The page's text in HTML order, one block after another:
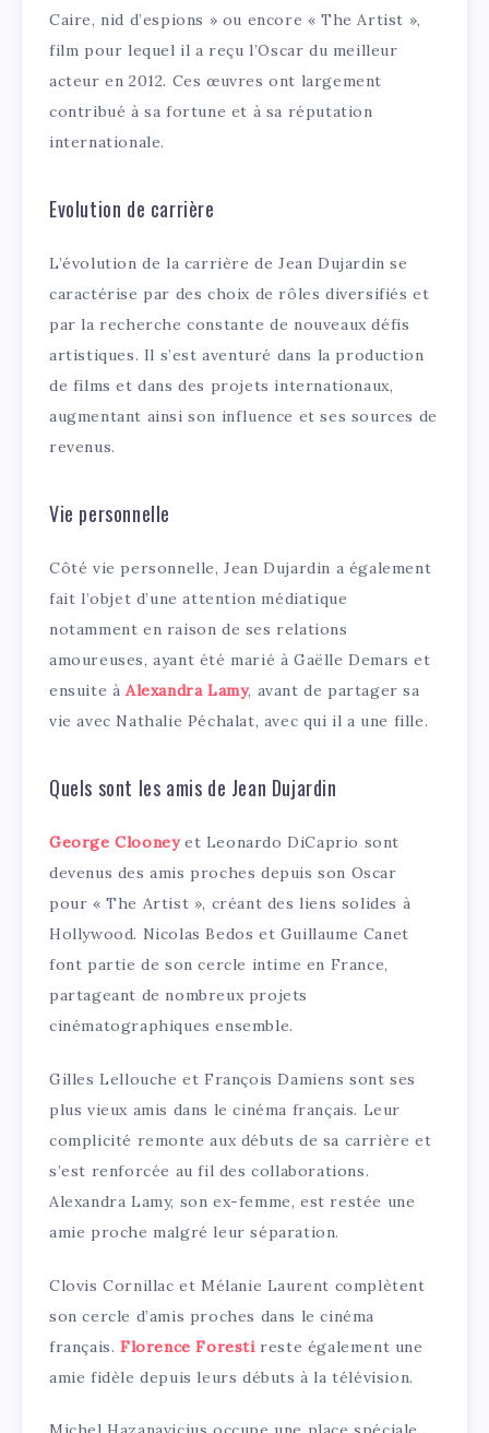
Caire, nid d’espions » ou encore « The Artist »,
film pour lequel il a reçu l’Oscar du meilleur
acteur en 2012. Ces œuvres ont largement
contribué à sa fortune et à sa réputation
internationale.
Evolution de carrière
L’évolution de la carrière de Jean Dujardin se
caractérise par des choix de rôles diversifiés et
par la recherche constante de nouveaux défis
artistiques. Il s’est aventuré dans la production
de films et dans des projets internationaux,
augmentant ainsi son influence et ses sources de
revenus.
Vie personnelle
Côté vie personnelle, Jean Dujardin a également
fait l’objet d’une attention médiatique
notamment en raison de ses relations
amoureuses, ayant été marié à Gaëlle Demars et
ensuite à Alexandra Lamy, avant de partager sa
vie avec Nathalie Péchalat, avec qui il a une fille.
Quels sont les amis de Jean Dujardin
George Clooneyet Leonardo DiCaprio sont
devenus des amis proches depuis son Oscar
pour « The Artist », créant des liens solides à
Hollywood. Nicolas Bedos et Guillaume Canet
font partie de son cercle intime en France,
partageant de nombreux projets
cinématographiques ensemble.
Gilles Lellouche et François Damiens sont ses
plus vieux amis dans le cinéma français. Leur
complicité remonte aux débuts de sa carrière et
s’est renforcée au fil des collaborations.
Alexandra Lamy, son ex-femme, est restée une
amie proche malgré leur séparation.
Clovis Cornillac et Mélanie Laurent complètent
son cercle d’amis proches dans le cinéma
français. Florence Foresti reste également une
amie fidèle depuis leurs débuts à la télévision.